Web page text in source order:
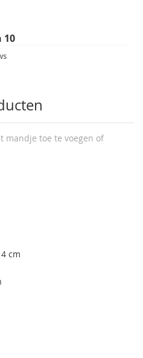
10
mandje toe te voegen of
cm